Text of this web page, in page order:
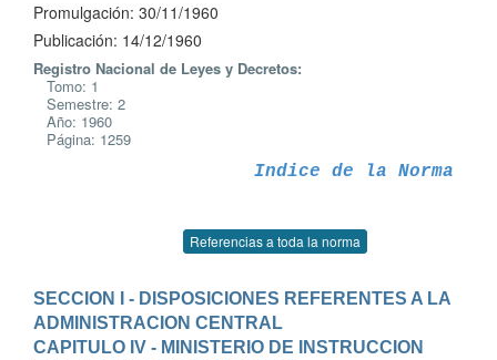
Promulgación: 30/11/1960
Publicación: 14/12/1960
Registro Nacional de Leyes y Decretos:
Tomo: 1
Semestre: 2
Año: 1960
Página: 1259
Indice de la Norma
Referencias a toda la norma
SECCION I - DISPOSICIONES REFERENTES A LA
ADMINISTRACION CENTRAL
CAPITULO IV - MINISTERIO DE INSTRUCCION